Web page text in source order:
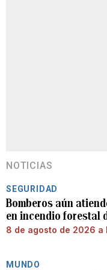
NOTICIAS
SEGURIDAD
Bomberos aún
en incendio forestal
8 de agosto de 2026 a
MUNDO